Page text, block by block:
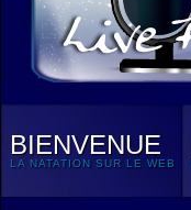
BIENVENUE
LA NATATION SUR LE WEB